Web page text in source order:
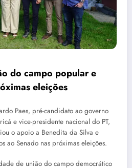
do campo popular e
eleições
Paes, pré-candidato ao governo
e vice-presidente nacional do PT,
o apoio a Benedita da Silva e
ao Senado nas próximas eleições.
de união do campo democrático